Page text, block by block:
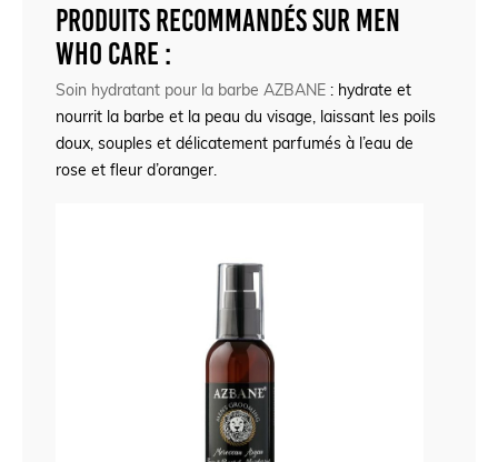
Produits recommandés sur Men
Who Care :
Soin hydratant pour la barbe AZBANE : hydrate et
nourrit la barbe et la peau du visage, laissant les poils
doux, souples et délicatement parfumés à l’eau de
rose et fleur d’oranger.